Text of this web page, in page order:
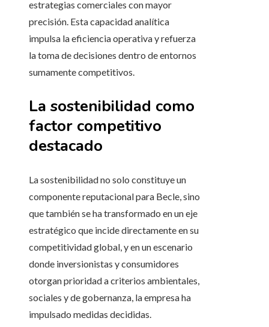
estrategias comerciales con mayor
precisión. Esta capacidad analítica
impulsa la eficiencia operativa y refuerza
la toma de decisiones dentro de entornos
sumamente competitivos.
La sostenibilidad como
factor competitivo
destacado
La sostenibilidad no solo constituye un
componente reputacional para Becle, sino
que también se ha transformado en un eje
estratégico que incide directamente en su
competitividad global, y en un escenario
donde inversionistas y consumidores
otorgan prioridad a criterios ambientales,
sociales y de gobernanza, la empresa ha
impulsado medidas decididas.